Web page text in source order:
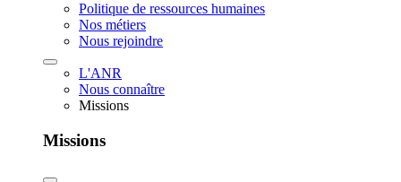
Politique de ressources humaines
Nos métiers
Nous rejoindre
L'ANR
Nous connaître
Missions
Missions